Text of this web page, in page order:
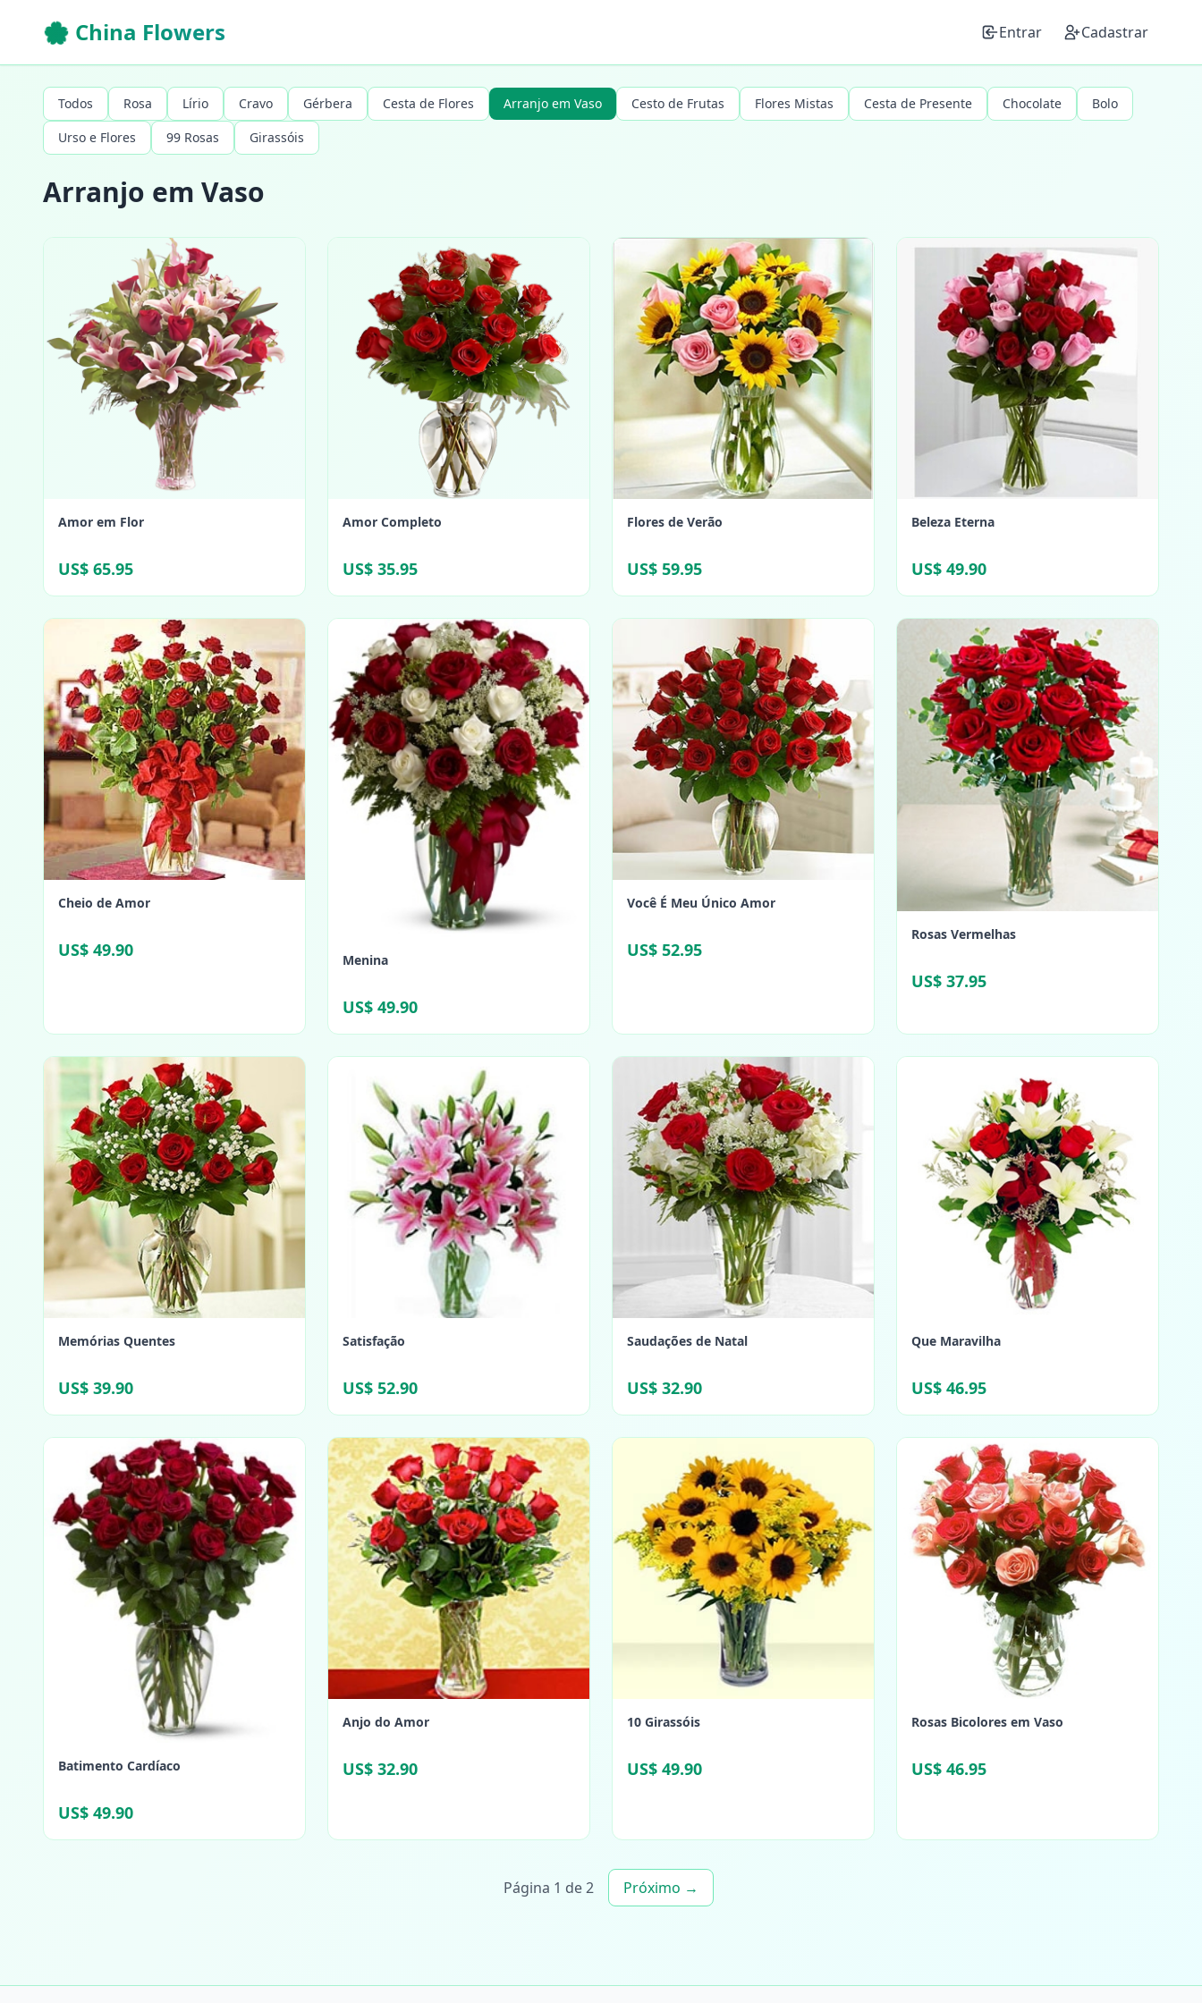
🌸 China Flowers Entrar Cadastrar
Todos Rosa Lírio Cravo Gérbera Cesta de Flores Arranjo em Vaso Cesto de Frutas Flores Mistas Cesta de Presente Chocolate
Bolo
Urso e Flores
99 Rosas Girassóis
Arranjo em Vaso
Amor em Flor
US$ 65.95
Amor Completo
US$ 35.95
Flores de Verão
US$ 59.95
Beleza Eterna
US$ 49.90
Cheio de Amor
US$ 49.90 Menina
US$ 49.90
Você É Meu Único Amor
US$ 52.95
Rosas Vermelhas
US$ 37.95
Memórias Quentes
US$ 39.90
Satisfação
US$ 52.90
Saudações de Natal
US$ 32.90
Que Maravilha
US$ 46.95
Batimento Cardíaco
US$ 49.90
Anjo do Amor
US$ 32.90
10 Girassóis
US$ 49.90
Rosas Bicolores em Vaso
US$ 46.95
Página 1 de 2 Próximo →